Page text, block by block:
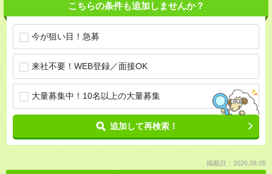
こちらの条件も追加しませんか？
今が狙い目！急募
来社不要！WEB登録／面接OK
大量募集中！10名以上の大量募集
追加して再検索！
掲載日：2026.08.05